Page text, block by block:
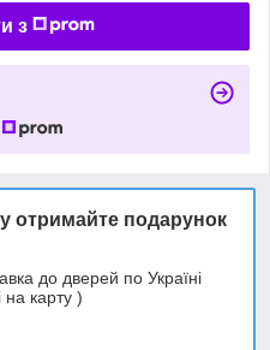
з
отримайте подарунок
до дверей по Україні
на карту )